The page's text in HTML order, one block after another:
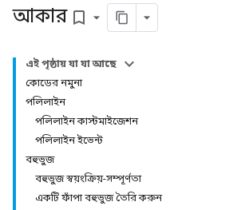
আকার bookmark_border
এই পৃষ্ঠায় যা যা আছে
কোডের নমুনা
পলিলাইন
পলিলাইন কাস্টমাইজেশন
পলিলাইন ইভেন্ট
বহুভুজ
বহুভুজ স্বয়ংক্রিয়-সম্পূর্ণতা
একটি ফাঁপা বহুভুজ তৈরি করুন